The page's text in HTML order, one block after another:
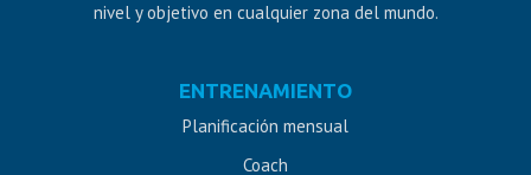
nivel y objetivo en cualquier zona del mundo.
Diseño
web
ENTRENAMIENTO
Planificación mensual
Coach